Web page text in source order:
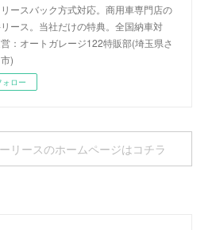
ースバック方式対応。商用車専門店の
ース。当社だけの特典。全国納車対
：オートガレージ122特販部(埼玉県さ
)
ォロー
リースのホームページはコチラ